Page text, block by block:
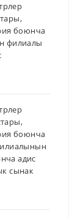
боюнча
филиалы
боюнча
адис
сынак